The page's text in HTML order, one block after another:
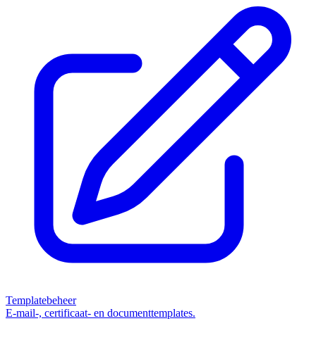
Templatebeheer
E-mail-, certificaat- en documenttemplates.